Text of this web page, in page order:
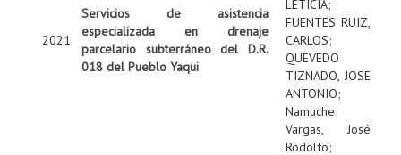
2021
Servicios de asistencia
especializada en drenaje
parcelario subterráneo del D.R.
018 del Pueblo Yaqui
LETICIA;
FUENTES RUIZ,
CARLOS;
QUEVEDO
TIZNADO, JOSE
ANTONIO;
Namuche
Vargas, José
Rodolfo;